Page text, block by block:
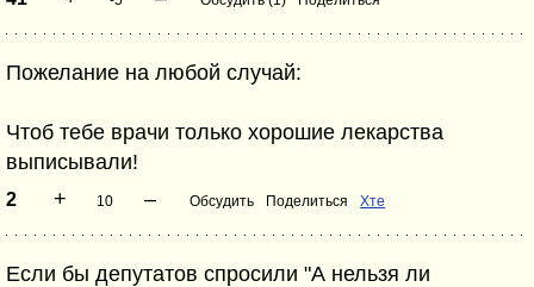
Пожелание на любой случай:
Чтоб тебе врачи только хорошие лекарства
выписывали!
2 + 10 – Обсудить Поделиться Хте
Если бы депутатов спросили "А нельзя ли